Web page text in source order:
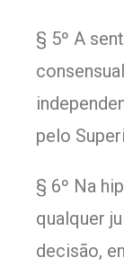
§ 5º A
pelo
§ 6º Na
qualquer
decisão,